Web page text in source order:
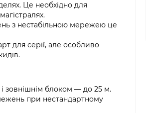
Це необхідно для
з нестабільною мережею це
для серії, але особливо
зовнішнім блоком — до 25 м.
при нестандартному